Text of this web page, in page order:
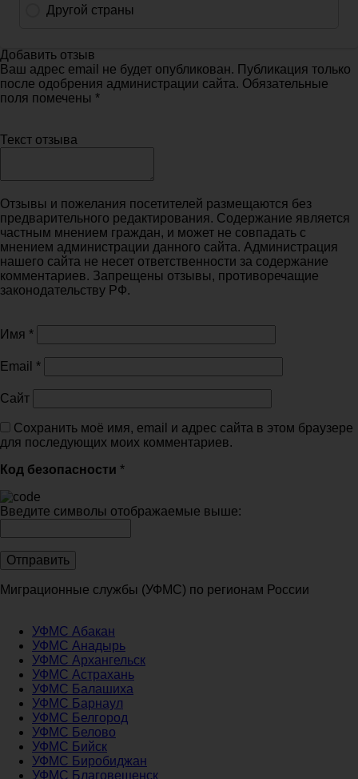
Добавить отзыв
Ваш адрес email не будет опубликован. Публикация только
после одобрения администрации сайта. Обязательные
поля помечены *
Текст отзыва
Отзывы и пожелания посетителей размещаются без
предварительного редактирования. Содержание является
частным мнением граждан, и может не совпадать с
мнением администрации данного сайта. Администрация
нашего сайта не несет ответственности за содержание
комментариев. Запрещены отзывы, противоречащие
законодательству РФ.
Имя *
Email *
Сайт
Сохранить моё имя, email и адрес сайта в этом браузере
для последующих моих комментариев.
Код безопасности *
Введите символы отображаемые выше:
Миграционные службы (УФМС) по регионам России
УФМС Абакан
УФМС Анадырь
УФМС Архангельск
УФМС Астрахань
УФМС Балашиха
УФМС Барнаул
УФМС Белгород
УФМС Белово
УФМС Бийск
УФМС Биробиджан
УФМС Благовещенск